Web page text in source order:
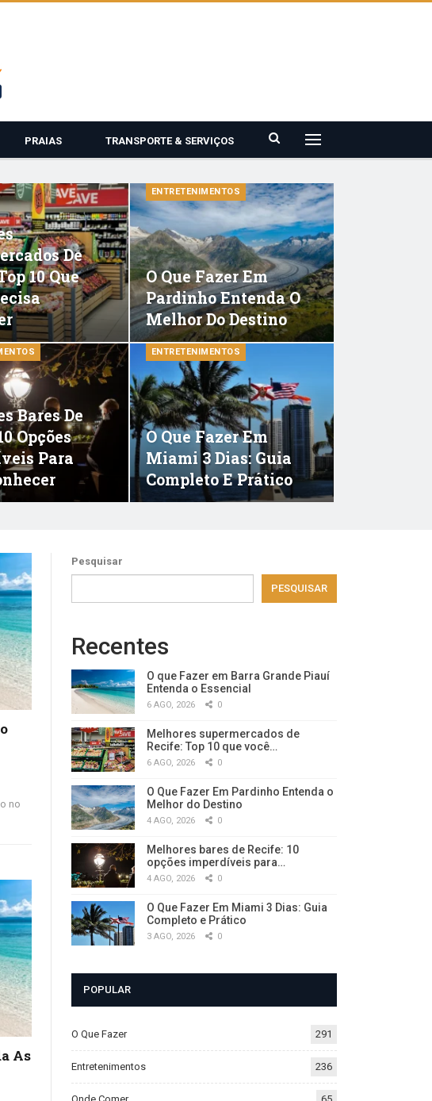
PRAIAS TRANSPORTE & SERVIÇOS
De
10 Que
ENTRETENIMENTOS
O Que Fazer Em
Pardinho Entenda O
Melhor Do Destino
Bares De
Opções
Para
ENTRETENIMENTOS
O Que Fazer Em
Miami 3 Dias: Guia
Completo E Prático
no
As
Pesquisar
PESQUISAR
Recentes
O que Fazer em Barra Grande Piauí
Entenda o Essencial
6 AGO, 2026 0
Melhores supermercados de
Recife: Top 10 que você…
6 AGO, 2026 0
O Que Fazer Em Pardinho Entenda o
Melhor do Destino
4 AGO, 2026 0
Melhores bares de Recife: 10
opções imperdíveis para…
4 AGO, 2026 0
O Que Fazer Em Miami 3 Dias: Guia
Completo e Prático
3 AGO, 2026 0
POPULAR
O Que Fazer 291
Entretenimentos 236